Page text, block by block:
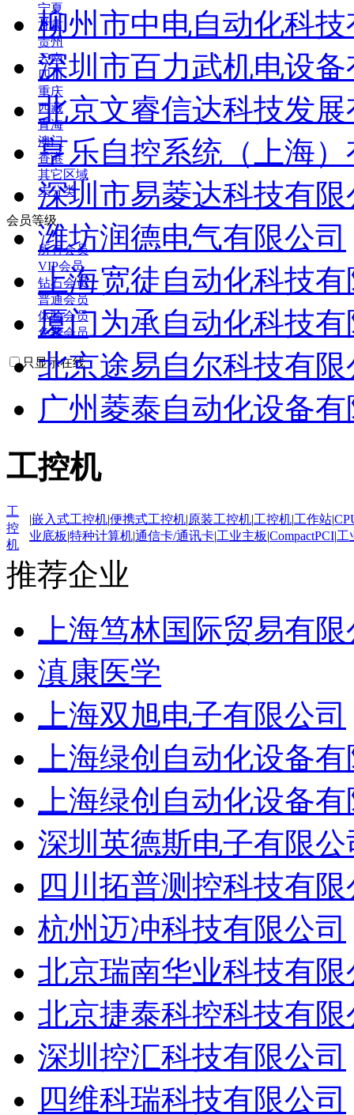
宁夏
甘肃
贵州
云南
四川
重庆
西藏
青海
澳门
香港
其它区域
未分类
会员等级
所有会员
VIP会员
钻石会员
普通会员
体验会员
免费会员
只显示在线
柳州市中电自动化科
深圳市百力武机电设
北京文睿信达科技发
亨乐自控系统（上海
深圳市易菱达科技有限
潍坊润德电气有限公司
上海宽徒自动化科技
厦门为承自动化科技
北京途易自尔科技有限
广州菱泰自动化设备
工控机
工
控
机
|嵌入式工控机|便携式工控机|原装工控机|工控机|工作站|
业底板|特种计算机|通信卡/通讯卡|工业主板|CompactPCI|工
推荐企业
上海笃林国际贸易有
滇康医学
上海双旭电子有限公司
上海绿创自动化设备
上海绿创自动化设备
深圳英德斯电子有限公
四川拓普测控科技有
杭州迈冲科技有限公司
北京瑞南华业科技有限
北京捷泰科控科技有限
深圳控汇科技有限公司
四维科瑞科技有限公司